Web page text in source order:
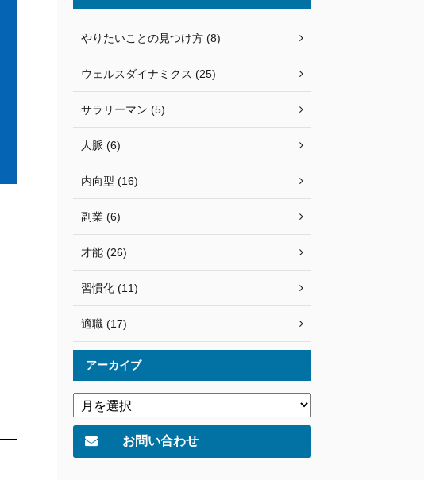
やりたいことの見つけ方 (8)
ウェルスダイナミクス (25)
サラリーマン (5)
人脈 (6)
内向型 (16)
副業 (6)
才能 (26)
習慣化 (11)
適職 (17)
アーカイブ
お問い合わせ